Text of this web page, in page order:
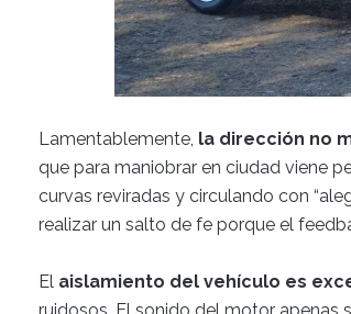
Lamentablemente, la dirección no
que para maniobrar en ciudad viene
curvas reviradas y circulando con
realizar un salto de fe porque el
El aislamiento del vehículo es